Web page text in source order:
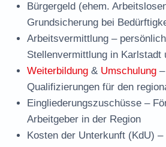
Bürgergeld (ehem.
Grundsicherung bei
Arbeitsvermittlung –
Stellenvermittlung in Karlstadt
Weiterbildung & Umschulung
Qualifizierungen für den
Eingliederungszuschüsse –
Arbeitgeber in der Region
Kosten der Unterkunft (KdU) –